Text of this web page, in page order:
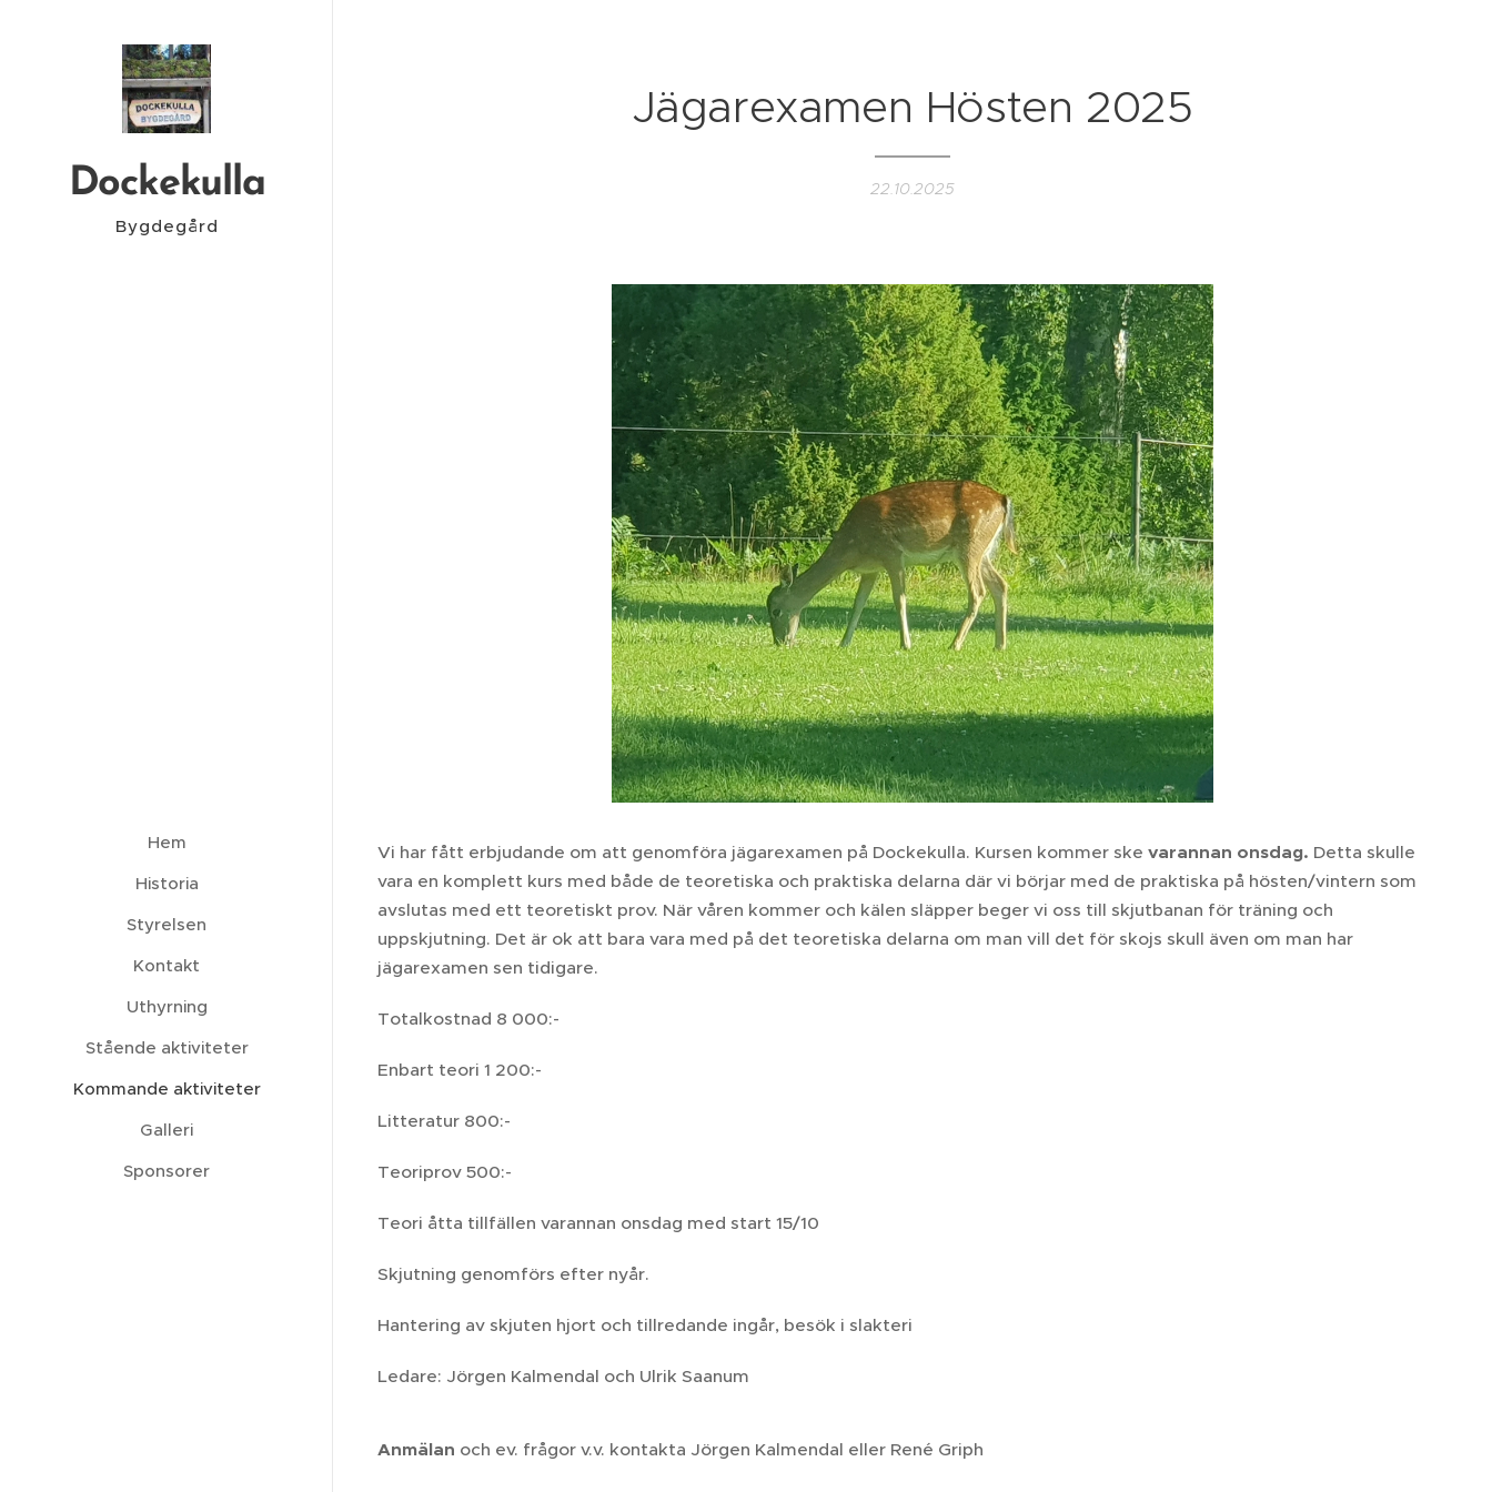
Dockekulla
Bygdegård
Hem
Historia
Styrelsen
Kontakt
Uthyrning
Stående aktiviteter
Kommande aktiviteter
Galleri
Sponsorer
Jägarexamen Hösten 2025
22.10.2025
Vi har fått erbjudande om att genomföra jägarexamen på Dockekulla. Kursen kommer ske varannan onsdag. Detta skulle
vara en komplett kurs med både de teoretiska och praktiska delarna där vi börjar med de praktiska på hösten/vintern som
avslutas med ett teoretiskt prov. När våren kommer och kälen släpper beger vi oss till skjutbanan för träning och
uppskjutning. Det är ok att bara vara med på det teoretiska delarna om man vill det för skojs skull även om man har
jägarexamen sen tidigare.
Totalkostnad 8 000:-
Enbart teori 1 200:-
Litteratur 800:-
Teoriprov 500:-
Teori åtta tillfällen varannan onsdag med start 15/10
Skjutning genomförs efter nyår.
Hantering av skjuten hjort och tillredande ingår, besök i slakteri
Ledare: Jörgen Kalmendal och Ulrik Saanum
Anmälan och ev. frågor v.v. kontakta Jörgen Kalmendal eller René Griph